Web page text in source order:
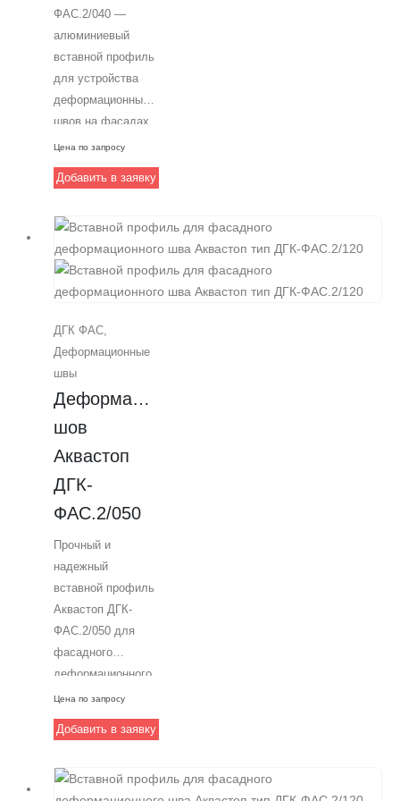
Аквастоп.
Надежное и
профессиональное
решение для
фасадных
деформационных
швов.
ФАС.2/040 —
алюминиевый
вставной профиль
для устройства
деформационных
швов на фасадах
зданий. Монтаж
профиля
осуществляется
шов и фиксации
анкерами. Ширина
шва — 40 мм,
подходит для
поверхностей.
Способен
перемещаться на 8
мм при сжатии, на
22 мм при
мм при сдвиге.
Надежное решение
от компании
профессионального
устройства
деформационных
швов.
Цена по запросу
Добавить в заявку
ДГК ФАС,
Деформационные
швы
Деформационный
шов
Аквастоп
ДГК-
ФАС.2/050
Прочный и
надежный
вставной профиль
Аквастоп ДГК-
ФАС.2/050 для
фасадного
деформационного
шва,
изготовленный из
высокопрочного
обладающий
Цена по запросу
Добавить в заявку